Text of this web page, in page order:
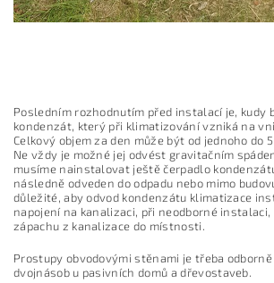
Posledním rozhodnutím před instalací je, kudy
kondenzát, který při klimatizování vzniká na
Celkový objem za den může být od jednoho do
Ne vždy je možné jej odvést gravitačním
musíme nainstalovat ještě čerpadlo
následně odveden do odpadu nebo mimo
důležité, aby odvod kondenzátu klimatizace
napojení na kanalizaci, při neodborné
zápachu z kanalizace do místnosti.
Prostupy obvodovými stěnami je třeba
dvojnásob u pasivních domů a dřevostaveb.